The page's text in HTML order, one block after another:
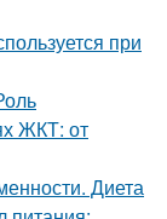
при
ЖКТ: от
Диета